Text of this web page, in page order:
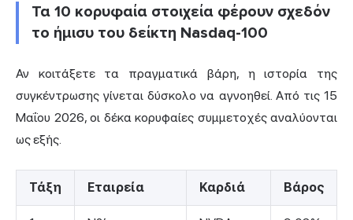
Τα 10 κορυφαία στοιχεία φέρουν σχεδόν
το ήμισυ του δείκτη Nasdaq-100
Αν κοιτάξετε τα πραγματικά βάρη, η ιστορία της
συγκέντρωσης γίνεται δύσκολο να αγνοηθεί. Από τις 15
Μαΐου 2026, οι δέκα κορυφαίες συμμετοχές αναλύονται
ως εξής.
Τάξη Εταιρεία Καρδιά Βάρος